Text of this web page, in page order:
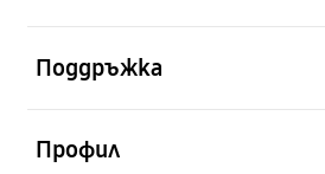
Поддръжка
Профил